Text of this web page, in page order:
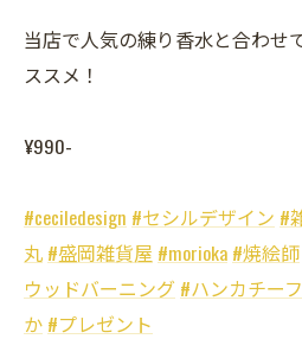
当店で人気の練り香水と合わせ
ススメ！
¥990-
#ceciledesign #セシルデザイン #
丸 #盛岡雑貨屋 #morioka #焼絵師
ウッドバーニング #ハンカチーフ
か #プレゼント